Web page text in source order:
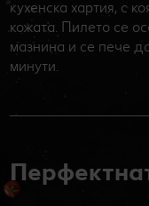
кухенска хартия, с
кожата. Пилето се
мазнина и се пече
минути.